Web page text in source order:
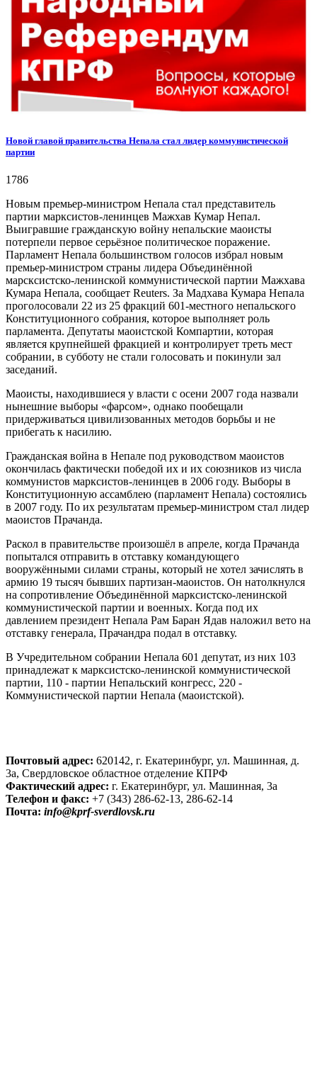
Новой главой правительства Непала стал лидер коммунистической
партии
1786
Новым премьер-министром Непала стал представитель
партии марксистов-ленинцев Мажхав Кумар Непал.
Выигравшие гражданскую войну непальские маоисты
потерпели первое серьёзное политическое поражение.
Парламент Непала большинством голосов избрал новым
премьер-министром страны лидера Объединённой
марсксистско-ленинской коммунистической партии Мажхава
Кумара Непала, сообщает Reuters. За Мадхава Кумара Непала
проголосовали 22 из 25 фракций 601-местного непальского
Конституционного собрания, которое выполняет роль
парламента. Депутаты маоистской Компартии, которая
является крупнейшей фракцией и контролирует треть мест
собрании, в субботу не стали голосовать и покинули зал
заседаний.
Маоисты, находившиеся у власти с осени 2007 года назвали
нынешние выборы «фарсом», однако пообещали
придерживаться цивилизованных методов борьбы и не
прибегать к насилию.
Гражданская война в Непале под руководством маоистов
окончилась фактически победой их и их союзников из числа
коммунистов марксистов-ленинцев в 2006 году. Выборы в
Конституционную ассамблею (парламент Непала) состоялись
в 2007 году. По их результатам премьер-министром стал лидер
маоистов Прачанда.
Раскол в правительстве произошёл в апреле, когда Прачанда
попытался отправить в отставку командующего
вооружёнными силами страны, который не хотел зачислять в
армию 19 тысяч бывших партизан-маоистов. Он натолкнулся
на сопротивление Объединённой марксистско-ленинской
коммунистической партии и военных. Когда под их
давлением президент Непала Рам Баран Ядав наложил вето на
отставку генерала, Прачандра подал в отставку.
В Учредительном собрании Непала 601 депутат, из них 103
принадлежат к марксистско-ленинской коммунистической
партии, 110 - партии Непальский конгресс, 220 -
Коммунистической партии Непала (маоистской).
Почтовый адрес: 620142, г. Екатеринбург, ул. Машинная, д.
3а, Свердловское областное отделение КПРФ
Фактический адрес: г. Екатеринбург, ул. Машинная, 3а
Телефон и факс: +7 (343) 286-62-13, 286-62-14
Почта: info@kprf-sverdlovsk.ru